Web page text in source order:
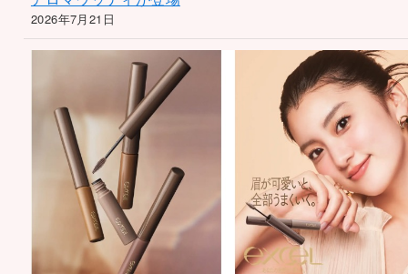
2026年7月21日